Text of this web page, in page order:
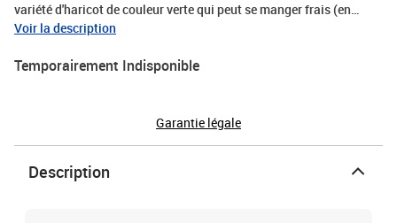
variété d'haricot de couleur verte qui peut se manger frais (en
gousse) comme sec (écossé). Vous pouvez tout de même la
conseillons : blanquette végétarienne aux haricots, curry rouge
floraison entre juillet et octobre. Les haricots en grain sont riches
Voir la description
Temporairement Indisponible
Garantie légale
Description